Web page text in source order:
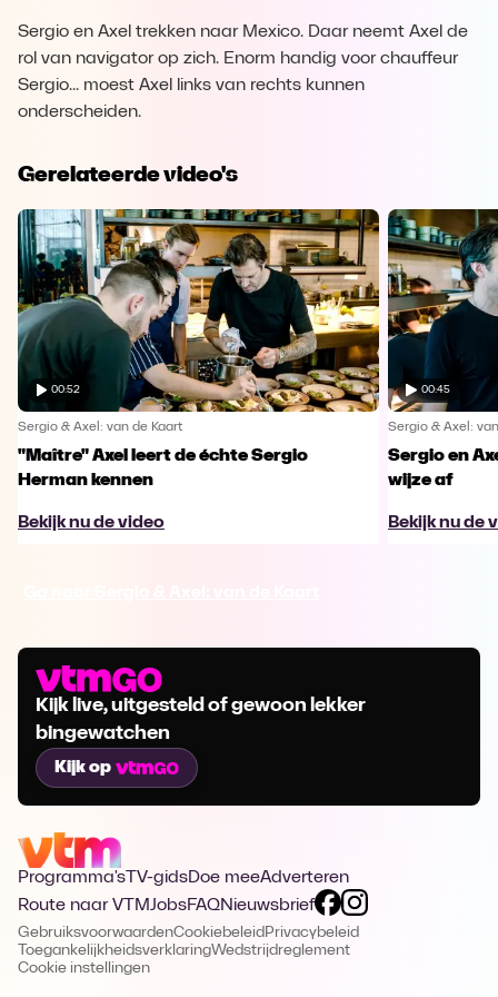
Sergio en Axel trekken naar Mexico. Daar neemt Axel de
rol van navigator op zich. Enorm handig voor chauffeur
Sergio... moest Axel links van rechts kunnen
onderscheiden.
Gerelateerde video's
00:52
Sergio & Axel: van de Kaart
"Maître" Axel leert de échte Sergio
Herman kennen
Bekijk nu de video
00:45
Sergio & Axel:
Sergio en
wijze af
Bekijk nu de
Kijk live, uitgesteld of gewoon lekker
bingewatchen
Kijk op
Programma's TV-gidsDoe meeAdverteren
Route naar VTMJobsFAQNieuwsbrief
GebruiksvoorwaardenCookiebeleid Privacybeleid
ToegankelijkheidsverklaringWedstrijdreglement
Cookie instellingen